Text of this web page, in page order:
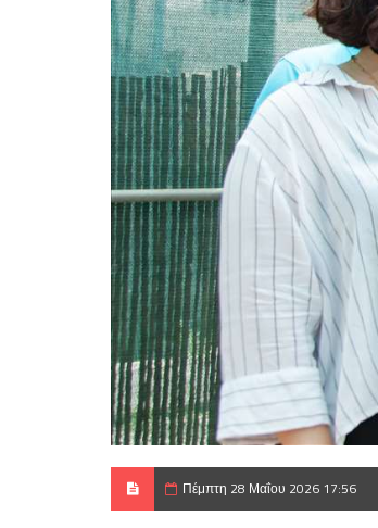
Πέμπτη 28 Μαΐου 2026 17:56